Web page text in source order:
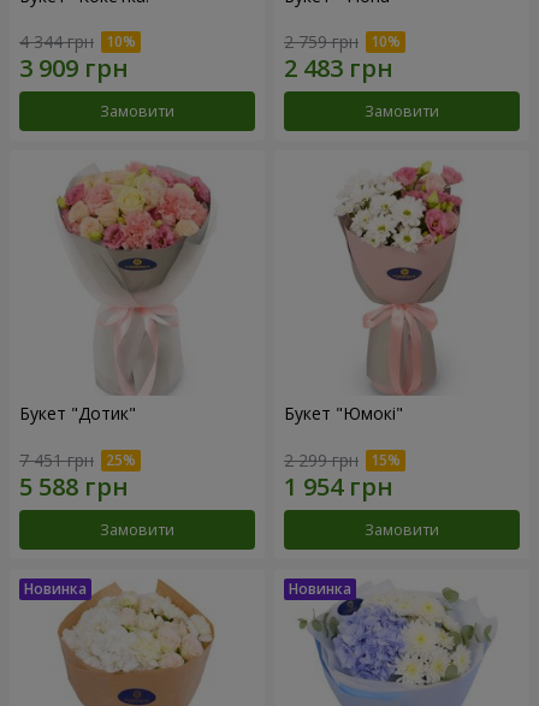
4 344 грн
Замовити
2 759 грн
Замовити
Букет "Дотик"
7 451 грн
Замовити
Букет "Юмокі"
2 299 грн
Замовити